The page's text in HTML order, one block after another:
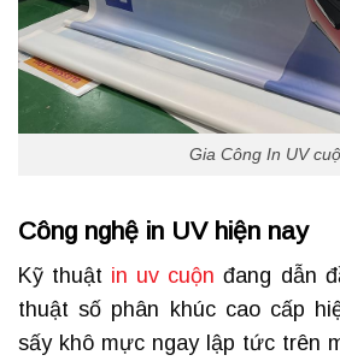
Gia Công In UV
Công nghệ in UV hiện nay
Kỹ thuật in uv cuộn đang dẫn
thuật số phân khúc cao cấp
sấy khô mực ngay lập tức trên